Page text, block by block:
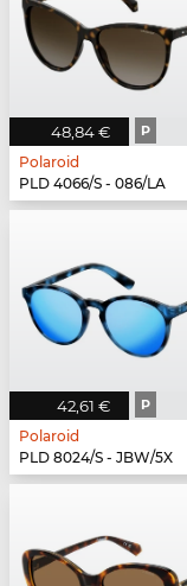
48,84 € P
Polaroid
PLD 4066/S - 086/LA
42,61 € P
Polaroid
PLD 8024/S - JBW/5X